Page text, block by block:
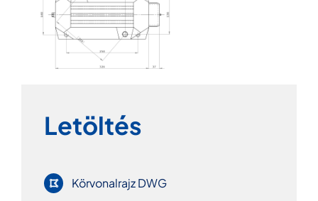
Letöltés
Körvonalrajz DWG